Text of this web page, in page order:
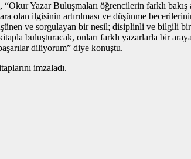
Yazar Buluşmaları öğrencilerin farklı bakış
olan ilgisinin artırılması ve düşünme
ve sorgulayan bir nesil; disiplinli ve bilgili
buluşturacak, onları farklı yazarlarla bir
diliyorum” diye konuştu.
imzaladı.